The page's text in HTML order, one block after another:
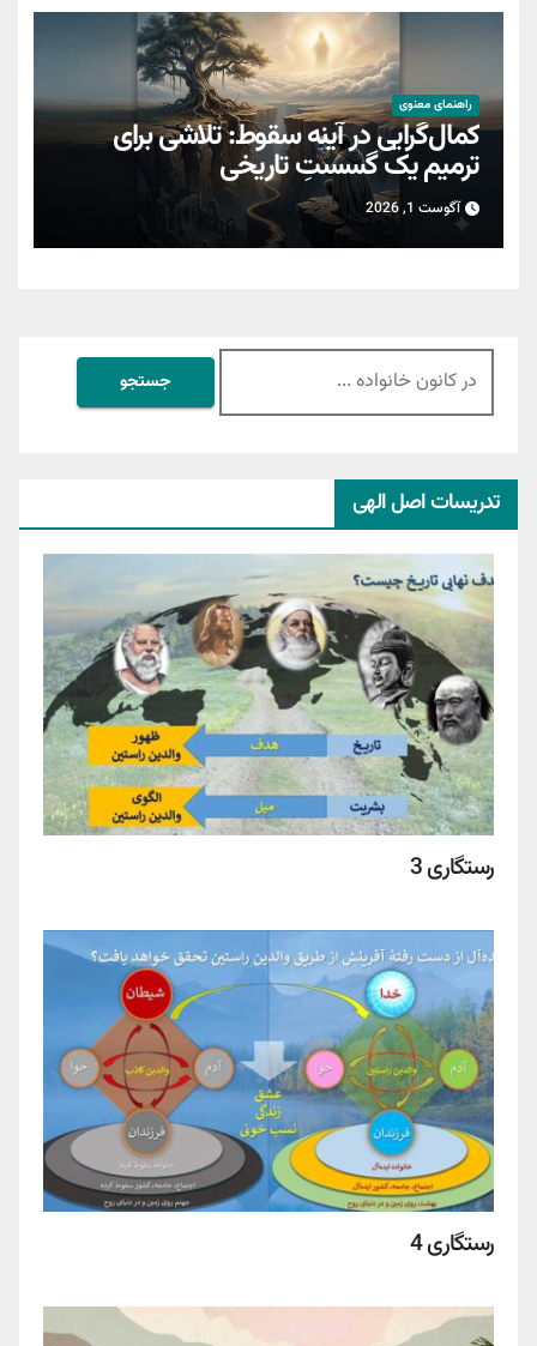
راهنمای معنوی
کمال‌گرایی در آینه سقوط: تلاشی برای
ترمیمِ یک گسستِ تاریخی
آگوست 1, 2026
جستجو
برای:
تدریسات اصل الهی
رستگاری 3
رستگاری 4